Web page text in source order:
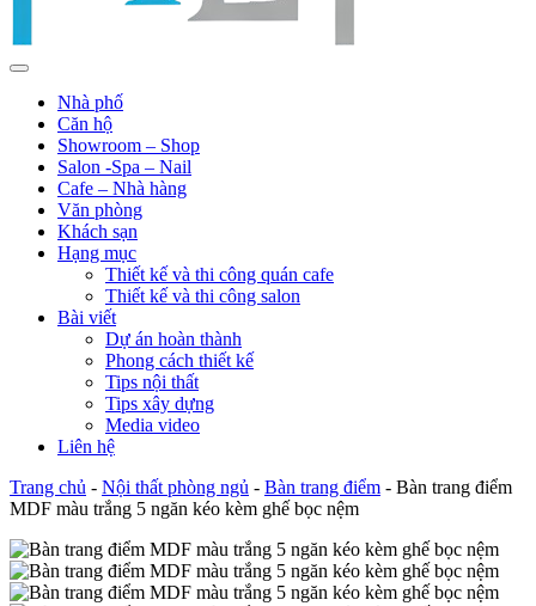
Nhà phố
Căn hộ
Showroom – Shop
Salon -Spa – Nail
Cafe – Nhà hàng
Văn phòng
Khách sạn
Hạng mục
Thiết kế và thi công quán cafe
Thiết kế và thi công salon
Bài viết
Dự án hoàn thành
Phong cách thiết kế
Tips nội thất
Tips xây dựng
Media video
Liên hệ
Trang chủ - Nội thất phòng ngủ - Bàn trang điểm - Bàn trang điểm
MDF màu trắng 5 ngăn kéo kèm ghế bọc nệm